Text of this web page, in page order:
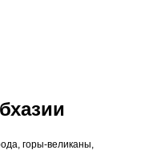
горы-великаны,